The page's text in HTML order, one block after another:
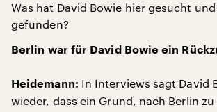
Was hat David Bowie hier gesucht
gefunden?
Berlin war für David Bowie ein
Heidemann: In Interviews sagt David
wieder, dass ein Grund, nach Berlin